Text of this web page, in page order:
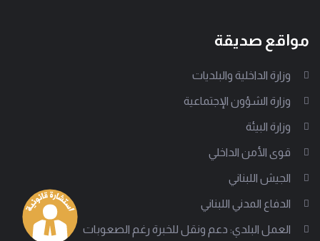
مواقع صديقة
وزارة الداخلية والبلديات
وزارة الشؤون الإجتماعية
وزارة البيئة
قوى الأمن الداخلي
الجيش اللبناني
الدفاع المدني اللبناني
العمل البلدي: دعم ونقل للخبرة رغم الصعوبات